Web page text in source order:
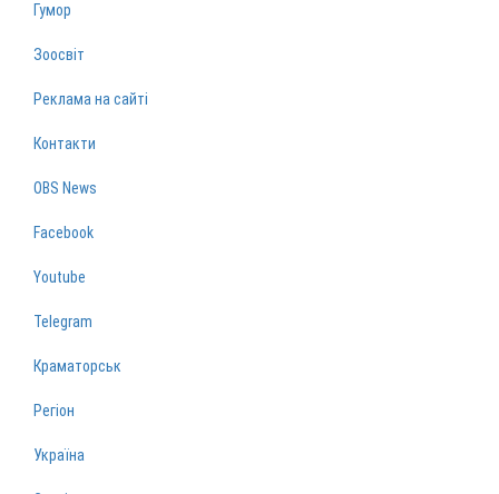
Гумор
Зоосвіт
Реклама на сайті
Контакти
OBS News
Facebook
Youtube
Telegram
Краматорськ
Регіон
Україна